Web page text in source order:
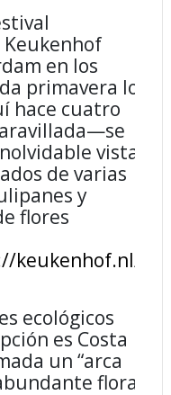
en los
primavera los
hace cuatro
vista
de varias
y
flores
keukenhof.nl/
ecológicos
es Costa
un “arca
flora